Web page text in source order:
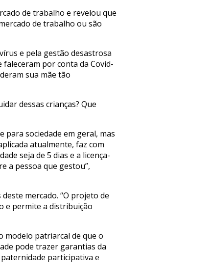
de trabalho e revelou que
de trabalho ou são
e pela gestão desastrosa
por conta da Covid-
sua mãe tão
dessas crianças? Que
para sociedade em geral, mas
atualmente, faz com
seja de 5 dias e a licença-
a pessoa que gestou”,
mercado. “O projeto de
e permite a distribuição
modelo patriarcal de que o
pode trazer garantias da
participativa e